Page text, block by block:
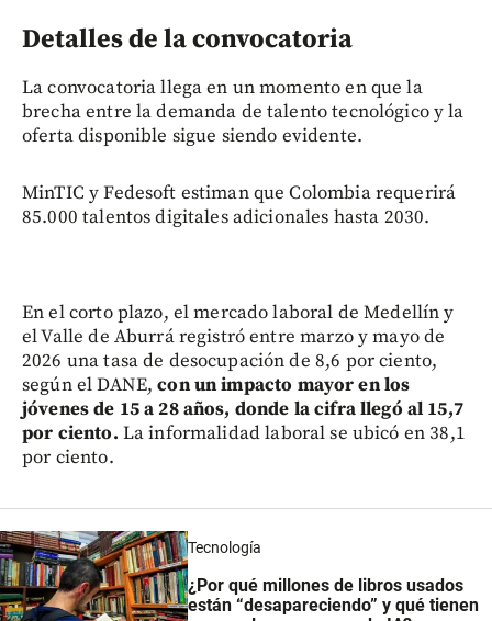
Detalles de la convocatoria
La convocatoria llega en un momento en que la
brecha entre la demanda de talento tecnológico y la
oferta disponible sigue siendo evidente.
MinTIC y Fedesoft estiman que Colombia requerirá
85.000 talentos digitales adicionales hasta 2030.
En el corto plazo, el mercado laboral de Medellín y
el Valle de Aburrá registró entre marzo y mayo de
2026 una tasa de desocupación de 8,6 por ciento,
según el DANE,con un impacto mayor en los
jóvenes de 15 a 28 años, donde la cifra llegó al 15,7
por ciento. La informalidad laboral se ubicó en 38,1
por ciento.
Tecnología
¿Por qué millones de libros usados
están “desapareciendo” y qué tienen